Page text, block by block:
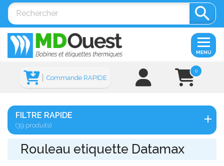

0
Commande RAPIDE
MENU
FILTRE RAPIDE
(39 produits)
Rouleau etiquette Datamax